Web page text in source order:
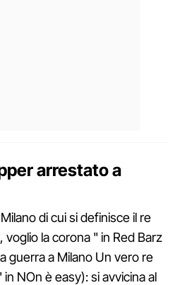
arrestato a
di cui si definisce il re
voglio la corona " in Red Barz
guerra a Milano Un vero re
NOn è easy): si avvicina al